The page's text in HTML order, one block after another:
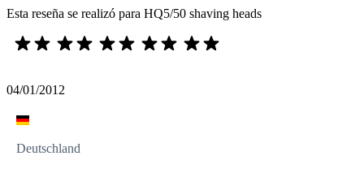
Esta reseña se realizó para HQ5/50 shaving heads
04/01/2012
Deutschland